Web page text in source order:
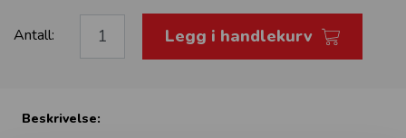
Antall: Legg i handlekurv
Beskrivelse: